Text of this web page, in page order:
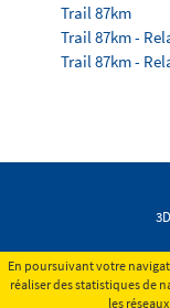
Trail 87km
Trail 87km -
Trail 87km -
En poursuivant votre
réaliser des statistiques de
les